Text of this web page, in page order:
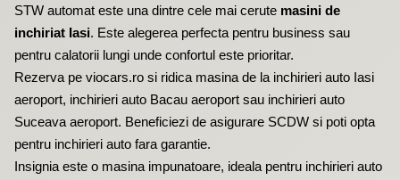
STW automat este una dintre cele mai cerute masini de
inchiriat Iasi. Este alegerea perfecta pentru business sau
pentru calatorii lungi unde confortul este prioritar.
Rezerva pe viocars.ro si ridica masina de la inchirieri auto Iasi
aeroport, inchirieri auto Bacau aeroport sau inchirieri auto
Suceava aeroport. Beneficiezi de asigurare SCDW si poti opta
pentru inchirieri auto fara garantie.
Insignia este o masina impunatoare, ideala pentru inchirieri auto